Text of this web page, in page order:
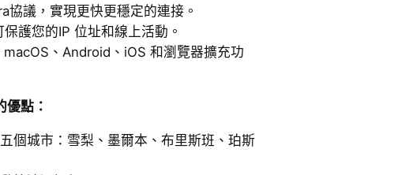
協議，實現更快更穩定的連接。
護您的IP 位址和線上活動。
、Android、iOS 和瀏覽器擴充功
點：
個城市：雪梨、墨爾本、布里斯班、珀斯